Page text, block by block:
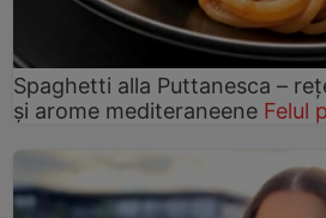
Spaghetti alla Puttanesca –
și arome mediteraneene Felul